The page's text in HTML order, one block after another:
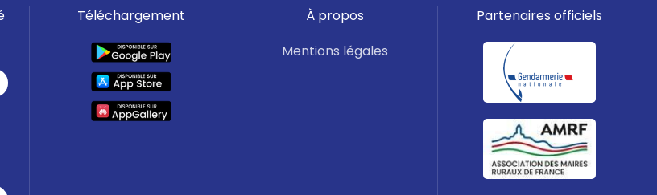
Téléchargement
À propos
Mentions légales
Partenaires officiels